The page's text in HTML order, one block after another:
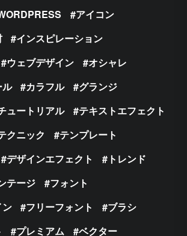
アイコン
インスピレーション
ウェブデザイン
オシャレ
ル
カラフル
グランジ
ュートリアル
テキストエフェクト
クニック
テンプレート
デザインエフェクト
トレンド
テージ
フォント
ン
フリーフォント
ブラシ
プレミアム
ベクター